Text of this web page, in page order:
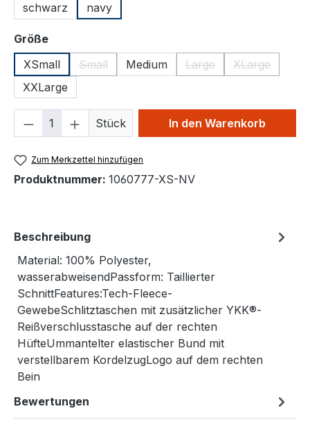
schwarz
navy
Größeauswählen
XSmall
Small
(Diese Option ist zurzeit nicht verfügbar.)
Medium Large
(Diese Option ist
XLarge
(Diese
XXLarge
Produkt Anzahl: Gib den
Stück In den Warenkorb
Zum Merkzettel hinzufügen
Produktnummer: 1060777-XS-NV
Beschreibung
Material: 100% Polyester,
wasserabweisendPassform: Taillierter
SchnittFeatures:Tech-Fleece-
GewebeSchlitztaschen mit zusätzlicher YKK®-
Reißverschlusstasche auf der rechten
HüfteUmmantelter elastischer Bund mit
verstellbarem KordelzugLogo auf dem rechten
Bein
Bewertungen